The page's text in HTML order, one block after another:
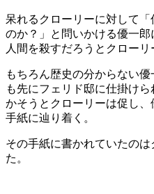
呆れるクローリーに対して
のか？」と問いかける優一
人間を殺すだろうとクローリ
もちろん歴史の分からない
も先にフェリド邸に仕掛け
かそうとクローリーは促し
手紙に辿り着く。
その手紙に書かれていたの
た。